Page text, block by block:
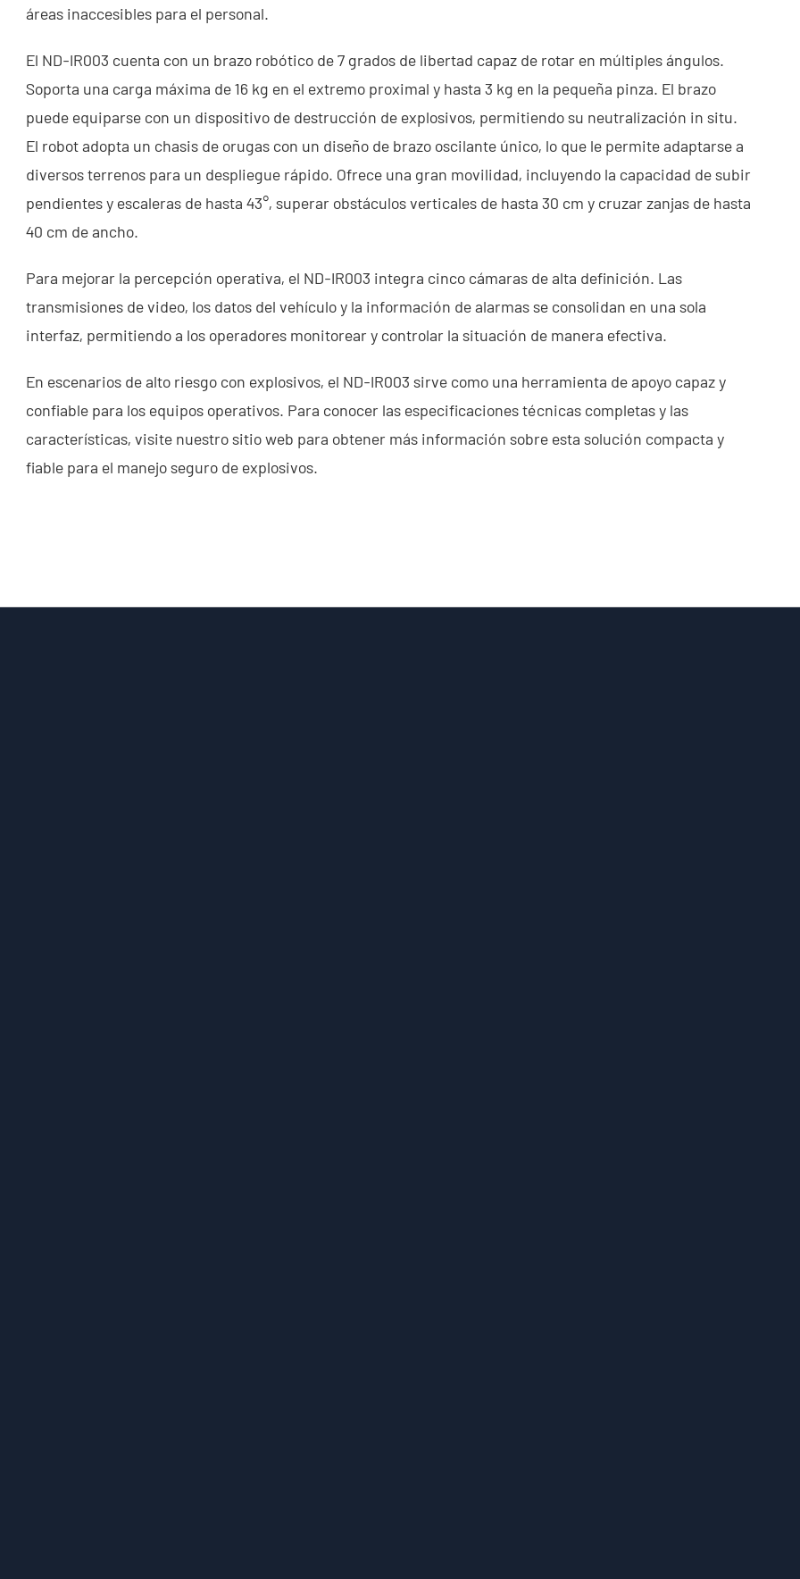
áreas inaccesibles para el personal.
El ND-IR003 cuenta con un brazo robótico de 7 grados de libertad capaz de rotar en múltiples ángulos.
Soporta una carga máxima de 16 kg en el extremo proximal y hasta 3 kg en la pequeña pinza. El brazo
puede equiparse con un dispositivo de destrucción de explosivos, permitiendo su neutralización in situ.
El robot adopta un chasis de orugas con un diseño de brazo oscilante único, lo que le permite adaptarse a
diversos terrenos para un despliegue rápido. Ofrece una gran movilidad, incluyendo la capacidad de subir
pendientes y escaleras de hasta 43°, superar obstáculos verticales de hasta 30 cm y cruzar zanjas de hasta
40 cm de ancho.
Para mejorar la percepción operativa, el ND-IR003 integra cinco cámaras de alta definición. Las
transmisiones de video, los datos del vehículo y la información de alarmas se consolidan en una sola
interfaz, permitiendo a los operadores monitorear y controlar la situación de manera efectiva.
En escenarios de alto riesgo con explosivos, el ND-IR003 sirve como una herramienta de apoyo capaz y
confiable para los equipos operativos. Para conocer las especificaciones técnicas completas y las
características, visite nuestro sitio web para obtener más información sobre esta solución compacta y
fiable para el manejo seguro de explosivos.